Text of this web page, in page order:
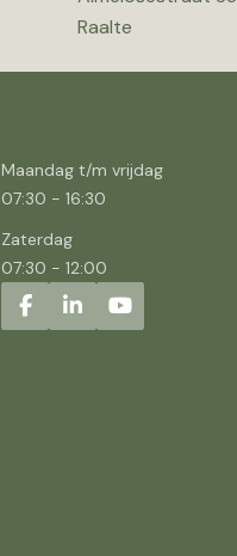
Raalte
Maandag t/m vrijdag
07:30 - 16:30
Zaterdag
07:30 - 12:00